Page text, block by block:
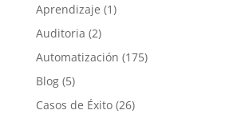
Aprendizaje (1)
Auditoria (2)
Automatización (175)
Blog(5)
Casos de Éxito(26)